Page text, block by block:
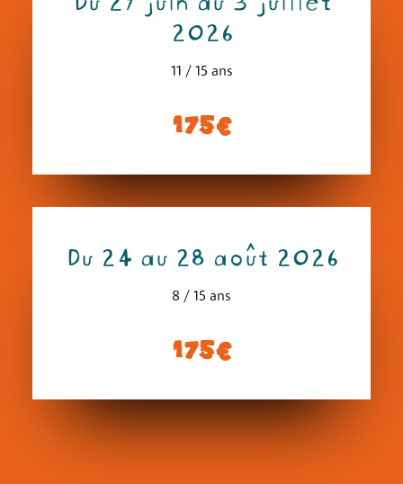
2026
11 / 15 ans
175€
Du 24 au 28 août 2026
8 / 15 ans
175€